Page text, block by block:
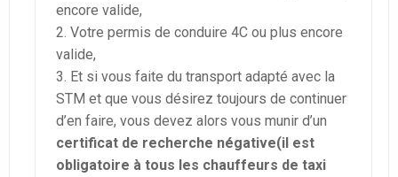
encore valide,
Votre permis de conduire 4C ou plus encore
valide,
Et si vous faite du transport adapté avec la
STM et que vous désirez toujours de continuer
d’en faire, vous devez alors vous munir d’un
certificat de recherche négative(il est
obligatoire à tous les chauffeurs de taxi